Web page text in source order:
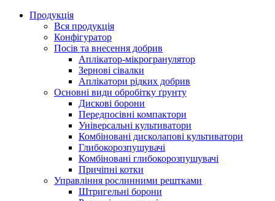
Продукція
Вся продукція
Конфігуратор
Посів та внесення добрив
Аплікатор-мікрогранулятор
Зернові сівалки
Аплікатори рідких добрив
Oсновні види обробітку ґрунту
Дискові борони
Передпосівні компактори
Універсальні культиватори
Комбіновані дисколапові культиватори
Глибокорозпушувачі
Комбіновані глибокорозпушувачі
Причіпні котки
Управління рослинними рештками
Штригельні борони